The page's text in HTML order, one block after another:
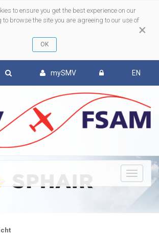
×
to ensure you get the best experience on our
to browse the site you are agreeing to our use of
mySMV EN